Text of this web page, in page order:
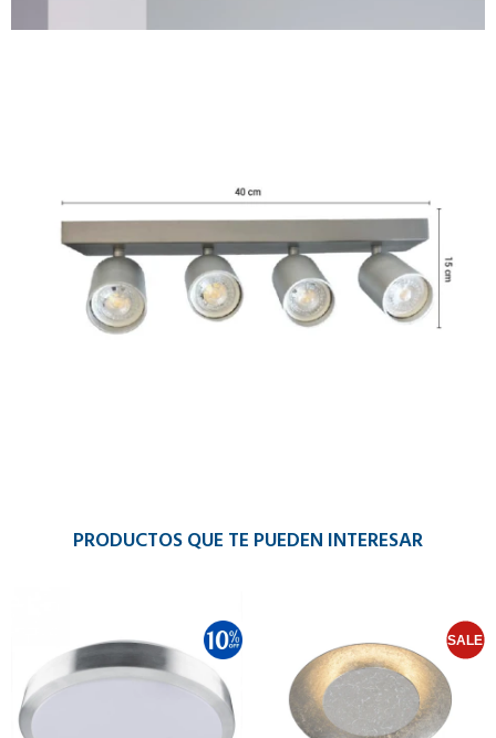
PRODUCTOS QUE TE PUEDEN INTERESAR